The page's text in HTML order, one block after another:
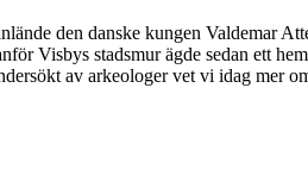
den danske kungen Valdemar
Visbys stadsmur ägde sedan ett
av arkeologer vet vi idag mer